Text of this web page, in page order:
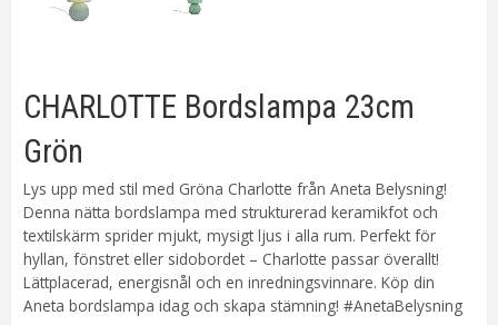
CHARLOTTE Bordslampa 23cm
Grön
Lys upp med stil med Gröna Charlotte från Aneta Belysning!
Denna nätta bordslampa med strukturerad keramikfot och
textilskärm sprider mjukt, mysigt ljus i alla rum. Perfekt för
hyllan, fönstret eller sidobordet – Charlotte passar överallt!
Lättplacerad, energisnål och en inredningsvinnare. Köp din
Aneta bordslampa idag och skapa stämning! #AnetaBelysning